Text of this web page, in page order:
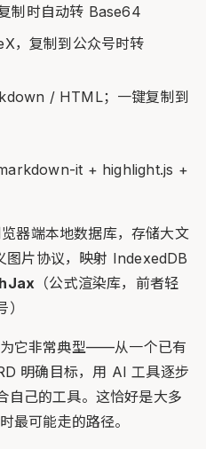
制时自动转 Base64
，复制到公众号时转
/ HTML；一键复制到
it + highlight.js +
览器端本地数据库，存储大文
图片协议，映射 IndexedDB
（公式渲染库，前者轻
它非常典型——从一个已有
明确目标，用 AI 工具逐步
自己的工具。这恰好是大多
最可能走的路径。